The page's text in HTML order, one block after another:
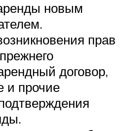
новым
прав
договор,
и прочие